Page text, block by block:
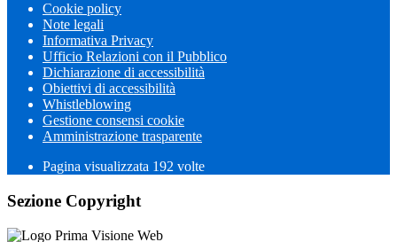
Cookie policy
Note legali
Informativa Privacy
Ufficio Relazioni con il Pubblico
Dichiarazione di accessibilità
Obiettivi di accessibilità
Whistleblowing
Gestione consensi cookie
Amministrazione trasparente
Pagina visualizzata 192 volte
Sezione Copyright